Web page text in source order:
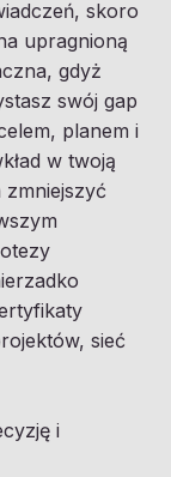
skoro
upragnioną
gdyż
swój gap
planem i
w twoją
zmniejszyć
sieć
i